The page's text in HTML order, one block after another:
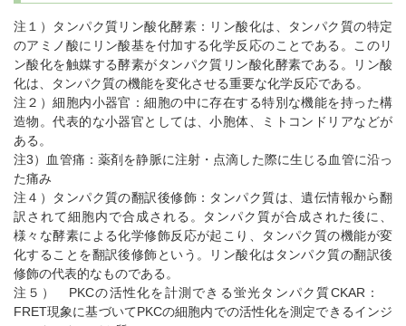
注１）タンパク質リン酸化酵素：リン酸化は、タンパク質の特定
のアミノ酸にリン酸基を付加する化学反応のことである。このリ
ン酸化を触媒する酵素がタンパク質リン酸化酵素である。リン酸
化は、タンパク質の機能を変化させる重要な化学反応である。
注２）細胞内小器官：細胞の中に存在する特別な機能を持った構
造物。代表的な小器官としては、小胞体、ミトコンドリアなどが
ある。
注3）血管痛：薬剤を静脈に注射・点滴した際に生じる血管に沿っ
た痛み
注４）タンパク質の翻訳後修飾：タンパク質は、遺伝情報から翻
訳されて細胞内で合成される。タンパク質が合成された後に、
様々な酵素による化学修飾反応が起こり、タンパク質の機能が変
化することを翻訳後修飾という。リン酸化はタンパク質の翻訳後
修飾の代表的なものである。
注５） PKCの活性化を計測できる蛍光タンパク質CKAR：
FRET現象に基づいてPKCの細胞内での活性化を測定できるインジ